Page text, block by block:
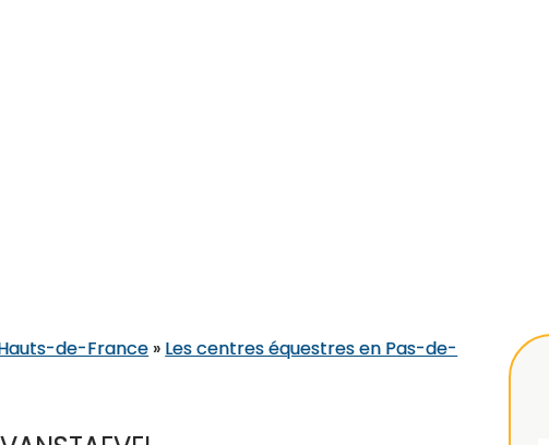
de-France » Les centres équestres en Pas-de-